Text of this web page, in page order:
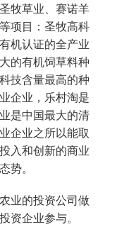
牧草业、赛诺羊
项目：圣牧高科
机认证的全产业
的有机饲草料种
技含量最高的种
企业，乐村淘是
是中国最大的清
企业之所以能取
入和创新的商业
势。
业的投资公司做
资企业参与。